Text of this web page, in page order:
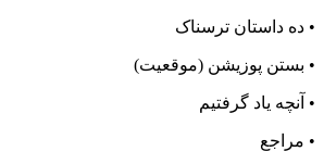
• ده داستان ترسناک
• بستن پوزیشن (موقعیت)
• آنچه یاد گرفتیم
• مراجع